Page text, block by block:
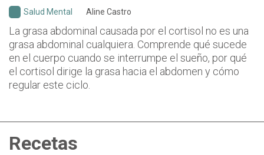
Salud Mental Aline Castro
La grasa abdominal causada por el cortisol no es una
grasa abdominal cualquiera. Comprende qué sucede
en el cuerpo cuando se interrumpe el sueño, por qué
el cortisol dirige la grasa hacia el abdomen y cómo
regular este ciclo.
Recetas